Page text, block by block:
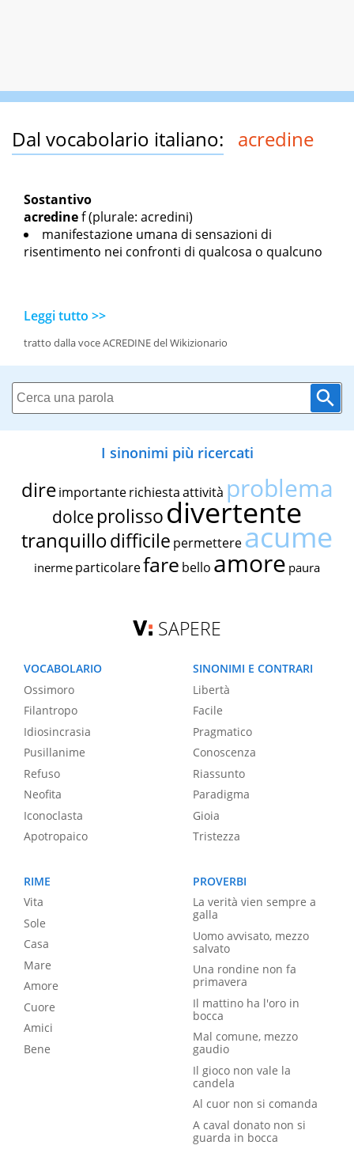
Dal vocabolario italiano: acredine
Sostantivo
acredinef(plurale: acredini)
manifestazione umana di sensazioni di
risentimento nei confronti di qualcosa o qualcuno
Leggi tutto >>
tratto dalla voce ACREDINE del Wikizionario
I sinonimi più ricercati
dire importante richiestaattività problema
dolce prolissodivertente
tranquillodifficile permettereacume
inerme particolarefare bello amore paura
SAPERE
VOCABOLARIO
Ossimoro
Filantropo
Idiosincrasia
Pusillanime
Refuso
Neofita
Iconoclasta
Apotropaico
SINONIMI E CONTRARI
Libertà
Facile
Pragmatico
Conoscenza
Riassunto
Paradigma
Gioia
Tristezza
RIME
Vita
Sole
Casa
Mare
Amore
Cuore
Amici
Bene
PROVERBI
La verità vien sempre a
galla
Uomo avvisato, mezzo
salvato
Una rondine non fa
primavera
Il mattino ha l'oro in
bocca
Mal comune, mezzo
gaudio
Il gioco non vale la
candela
Al cuor non si comanda
A caval donato non si
guarda in bocca